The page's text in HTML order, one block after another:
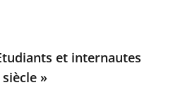
et internautes
»